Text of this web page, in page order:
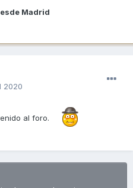
Madrid
2020
al foro.